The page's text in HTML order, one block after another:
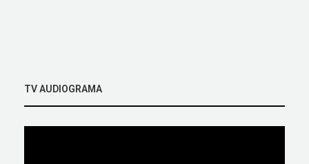
TV AUDIOGRAMA